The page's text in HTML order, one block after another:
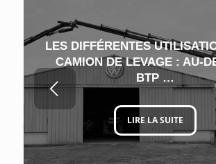
LES DIFFÉRENTES
CAMION DE LEVAGE : AU-
BTP …
LIRE LA SUITE
Suivant